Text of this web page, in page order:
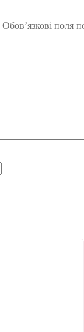
Обов’язкові поля